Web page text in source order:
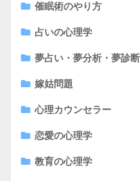
催眠術のやり方
占いの心理学
夢占い・夢分析・夢診断
嫁姑問題
心理カウンセラー
恋愛の心理学
教育の心理学